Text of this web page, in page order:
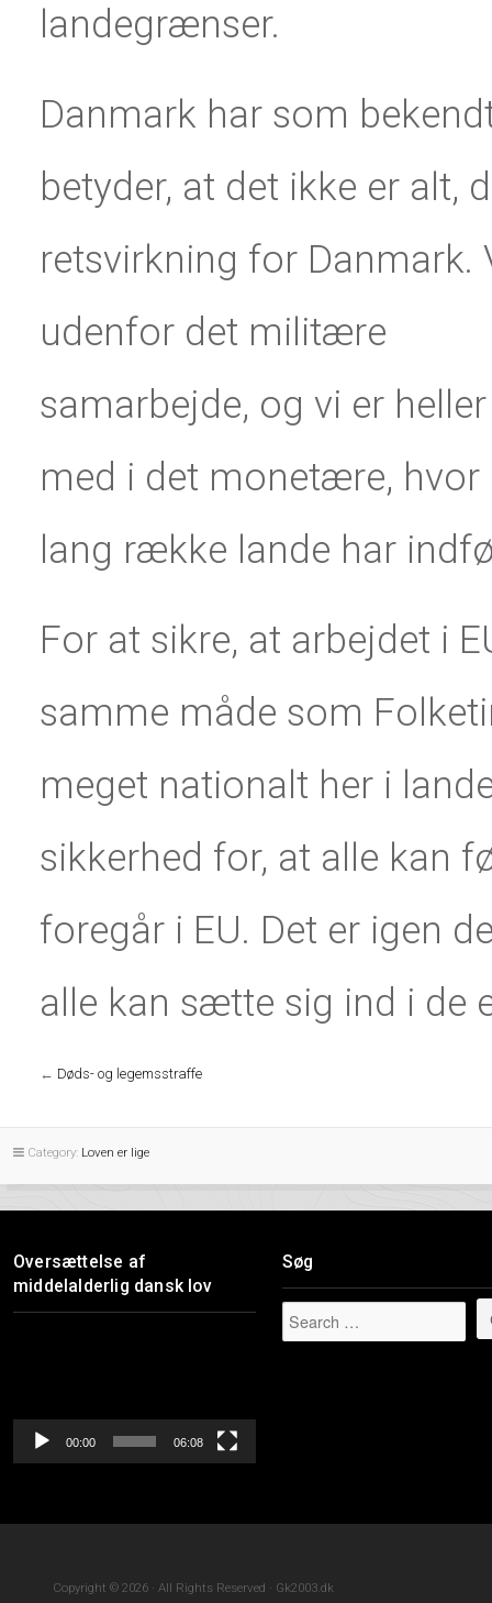
landegrænser.
Danmark har som
betyder, at det ikke er alt,
retsvirkning for Danmark.
udenfor det militære
samarbejde, og vi er
med i det monetære, hvor
lang række lande har
For at sikre, at arbejdet i
samme måde som
meget nationalt her i
sikkerhed for, at alle kan
foregår i EU. Det er igen
alle kan sætte sig ind i de
← Døds- og legemsstraffe
Category: Loven er lige
Oversættelse af
middelalderlig dansk lov
00:00 06:08
Søg
Copyright © 2026 · All Rights Reserved · Gk2003.dk